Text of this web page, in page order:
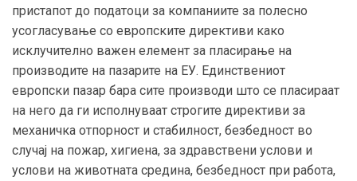
пристапот до податоци за компаниите за полесно
усогласување со европските директиви како
исклучително важен елемент за пласирање на
производите на пазарите на ЕУ. Единствениот
европски пазар бара сите производи што се пласираат
на него да ги исполнуваат строгите директиви за
механичка отпорност и стабилност, безбедност во
случај на пожар, хигиена, за здравствени услови и
услови на животната средина, безбедност при работа,